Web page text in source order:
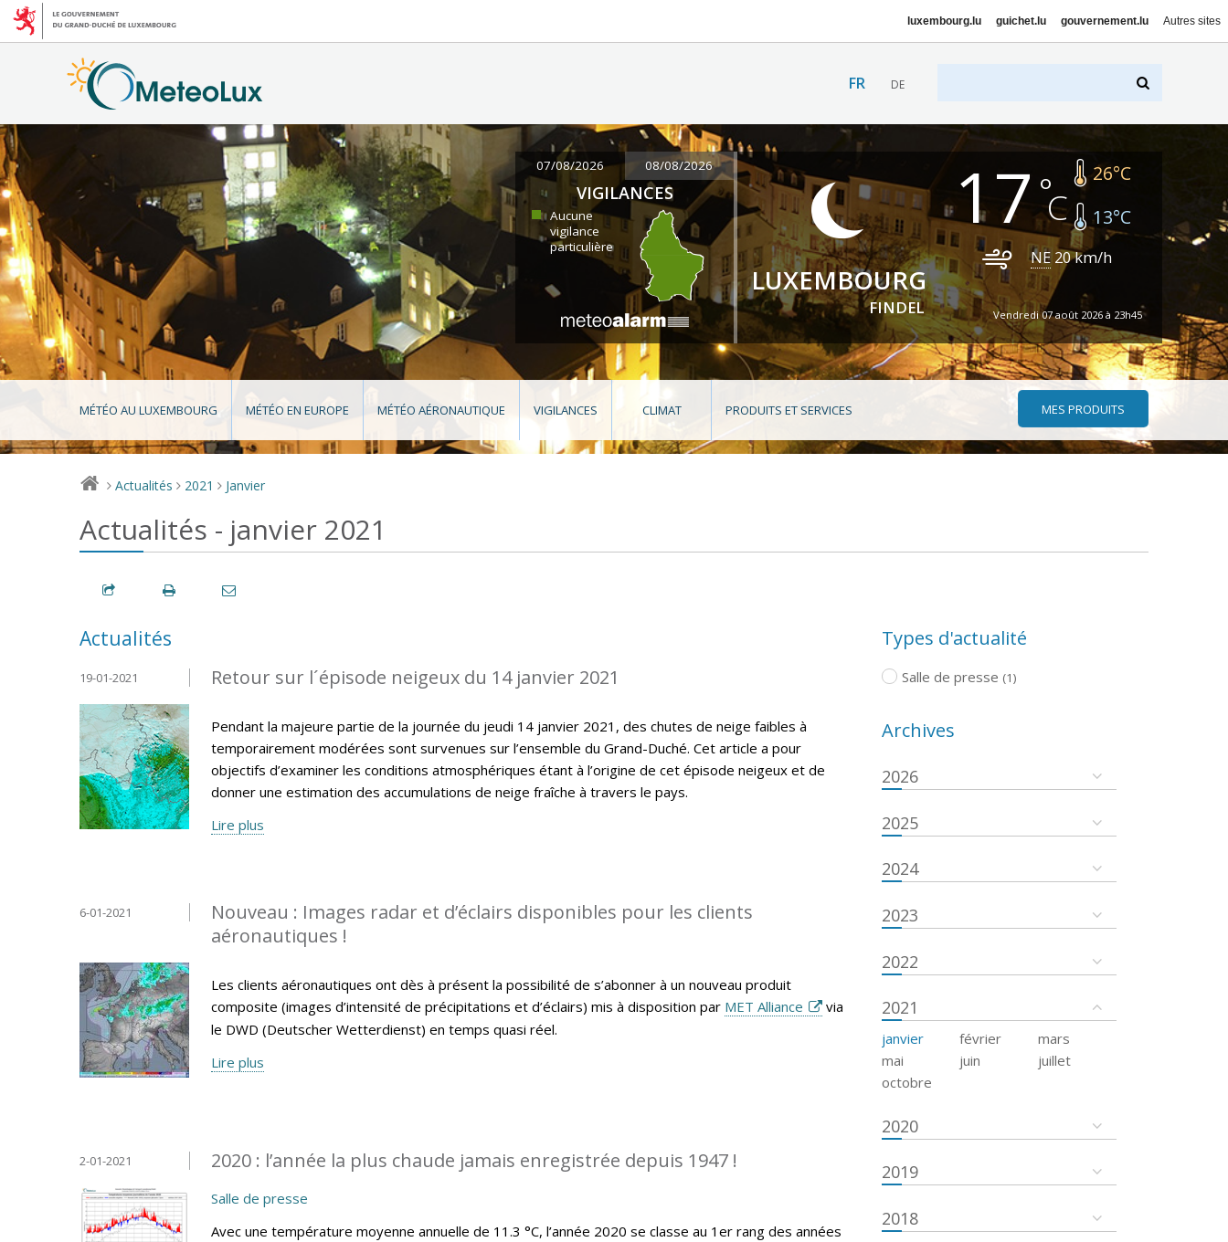
luxembourg.lu guichet.lu gouvernement.lu Autres sites
FR DE
07/08/2026 08/08/2026
VIGILANCES
Aucune
vigilance
particulière
LUXEMBOURG
FINDEL
17 26°C
13°C
NE 20km/h
Vendredi 07 août 2026 à 23h45
MÉTÉO AU LUXEMBOURG MÉTÉO EN EUROPE MÉTÉO AÉRONAUTIQUE VIGILANCES CLIMAT PRODUITS ET SERVICES MES PRODUITS
> Actualités > 2021 > Janvier
Actualités - janvier 2021
Actualités
Retour sur l´épisode neigeux du 14 janvier 2021
19-01-2021
Pendant la majeure partie de la journée du jeudi 14 janvier 2021, des chutes de neige faibles à
temporairement modérées sont survenues sur l’ensemble du Grand-Duché. Cet article a pour
objectifs d’examiner les conditions atmosphériques étant à l’origine de cet épisode neigeux et de
donner une estimation des accumulations de neige fraîche à travers le pays.
Lire plus
Nouveau : Images radar et d’éclairs disponibles pour les clients
aéronautiques !
6-01-2021
Les clients aéronautiques ont dès à présent la possibilité de s’abonner à un nouveau produit
composite (images d’intensité de précipitations et d’éclairs) mis à disposition par MET Alliance
via
le DWD (Deutscher Wetterdienst) en temps quasi réel.
Lire plus
2020 : l’année la plus chaude jamais enregistrée depuis 1947 !
2-01-2021
Salle de presse
Avec une température moyenne annuelle de 11.3 °C, l’année 2020 se classe au 1er rang des années
Types d'actualité
Salle de presse (1)
Archives
2026
2025
2024
2023
2022
2021
janvier février
mars
mai
juin
juillet
octobre
2020
2019
2018